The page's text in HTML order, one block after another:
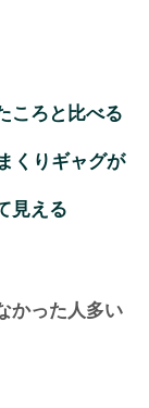
ころと比べる
くりギャグが
見える
かった人多い